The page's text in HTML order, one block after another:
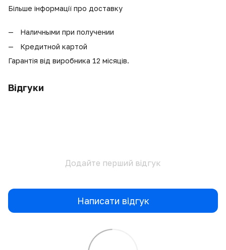
Більше інформації про доставку
Наличными при получении
Кредитной картой
Гарантія від виробника 12 місяців.
Відгуки
Додайте перший відгук
Написати відгук